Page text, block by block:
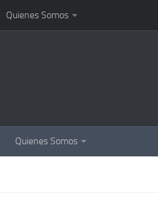
Quienes Somos
Quienes Somos